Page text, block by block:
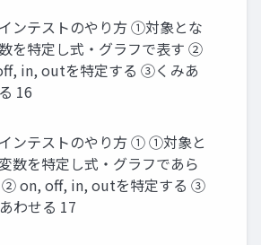
ンテストのやり方 ①対象とな
を特定し式・グラフで表す ②
in, outを特定する ③くみあ
16
ンテストのやり方 ① ①対象と
数を特定し式・グラフであら
② on, oﬀ, in, outを特定する ③
わせる 17